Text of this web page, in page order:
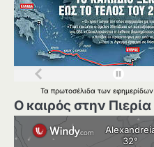
Τα πρωτοσέλιδα των εφημερίδων
Ο καιρός στην Πιερία